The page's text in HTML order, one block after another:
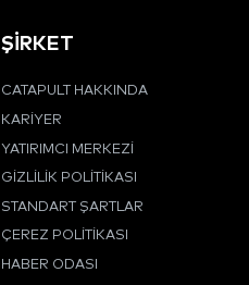
ŞİRKET
CATAPULT HAKKINDA
KARIYER
YATIRIMCI MERKEZI
GIZLILIK POLITIKASI
STANDART ŞARTLAR
ÇEREZ POLITIKASI
HABER ODASI